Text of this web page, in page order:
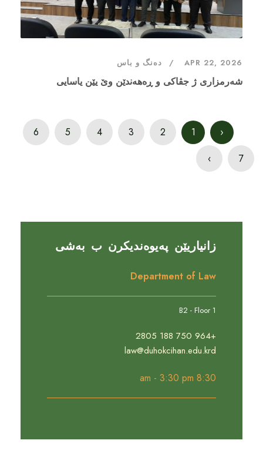
APR 22, 2026 دەنگ و باس
شەرمزاری ژ جڤاکی و ڕەهەندێن وێ یێن یاسایی
‹
1
2
3
4
5
6
7
›
زانیاریێن پەیوەندیکرن ب بەشی
Department of Law
B2 - Floor 1
+964 750 188 2805
law@duhokcihan.edu.krd
8:30 am - 3:30 pm